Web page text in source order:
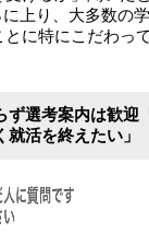
上り、大多数の
に特にこだわっ
ず選考案内は歓迎
活を終えたい」